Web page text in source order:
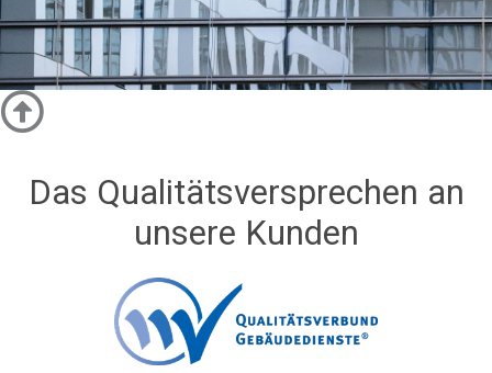
Das Qualitätsversprechen an
unsere Kunden